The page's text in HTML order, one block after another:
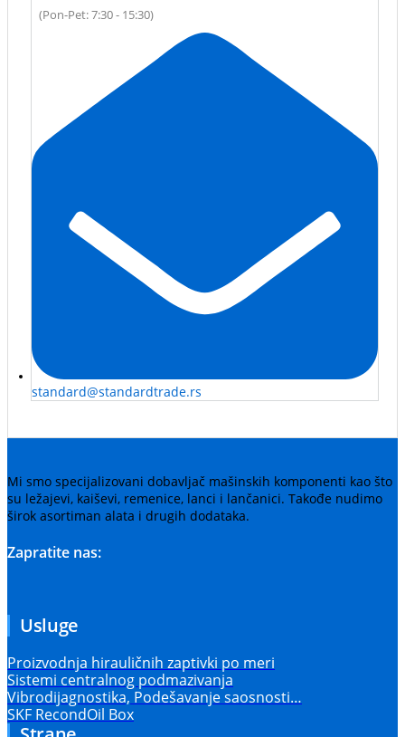
(Pon-Pet: 7:30 - 15:30)
standard@standardtrade.rs
Mi smo specijalizovani dobavljač mašinskih komponenti kao što
su ležajevi, kaiševi, remenice, lanci i lančanici. Takođe nudimo
širok asortiman alata i drugih dodataka.
Zapratite nas:
Usluge
Proizvodnja hirauličnih zaptivki po meri
Sistemi centralnog podmazivanja
Vibrodijagnostika, Podešavanje saosnosti…
SKF RecondOil Box